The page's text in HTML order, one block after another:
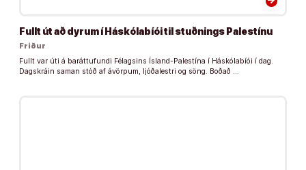
Fullt út að dyrum í Háskólabíói til stuðnings Palestínu
Friður
Fullt var úti á baráttufundi Félagsins Ísland-Palestína í Háskólabíói í dag.
Dagskráin saman stóð af ávörpum, ljóðalestri og söng. Boðað …